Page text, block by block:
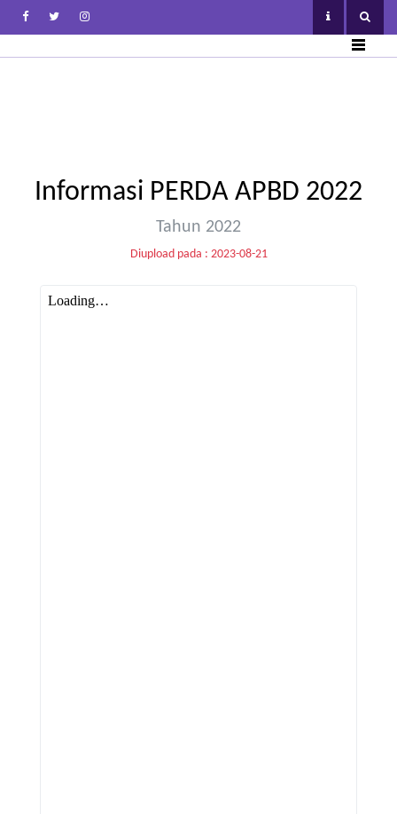
Informasi PERDA APBD 2022
Tahun 2022
Diupload pada : 2023-08-21